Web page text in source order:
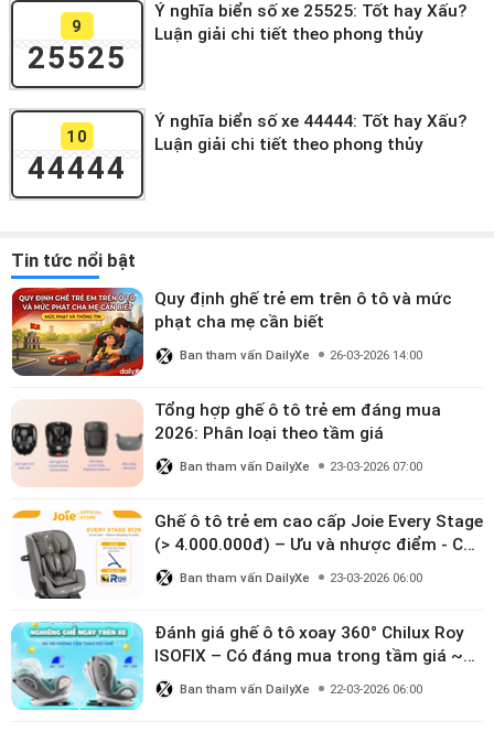
9
25525
Ý nghĩa biển số xe 25525: Tốt hay Xấu?
Luận giải chi tiết theo phong thủy
10
44444
Ý nghĩa biển số xe 44444: Tốt hay Xấu?
Luận giải chi tiết theo phong thủy
Tin tức nổi bật
Quy định ghế trẻ em trên ô tô và mức
phạt cha mẹ cần biết
Ban tham vấn DailyXe 26-03-2026 14:00
Tổng hợp ghế ô tô trẻ em đáng mua
2026: Phân loại theo tầm giá
Ban tham vấn DailyXe 23-03-2026 07:00
Ghế ô tô trẻ em cao cấp Joie Every Stage
(> 4.000.000đ) – Ưu và nhược điểm - Có
đáng đầu tư cho bé từ 0–12 tuổi?
Ban tham vấn DailyXe 23-03-2026 06:00
Đánh giá ghế ô tô xoay 360° Chilux Roy
ISOFIX – Có đáng mua trong tầm giá ~3
triệu
Ban tham vấn DailyXe 22-03-2026 06:00